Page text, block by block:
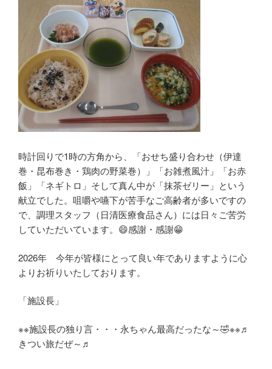
時計回りで1時の方角から、「おせち盛り合わせ（伊達
巻・昆布巻き・鶏肉の野菜巻）」「お雑煮風汁」「お赤
飯」「ネギトロ」そして真ん中が「抹茶ゼリー」という
献立でした。咀嚼や嚥下が苦手なご高齢者が多いですの
で、調理スタッフ（日清医療食品さん）には日々ご苦労
していただいています。😄感謝・感謝😁
2026年 今年が皆様にとって良い年でありますように心
よりお祈りいたしております。
「施設長」
※※施設長の独り言・・・永ちゃん最高だったな～🤣※※♬
きつい旅だぜ～♬